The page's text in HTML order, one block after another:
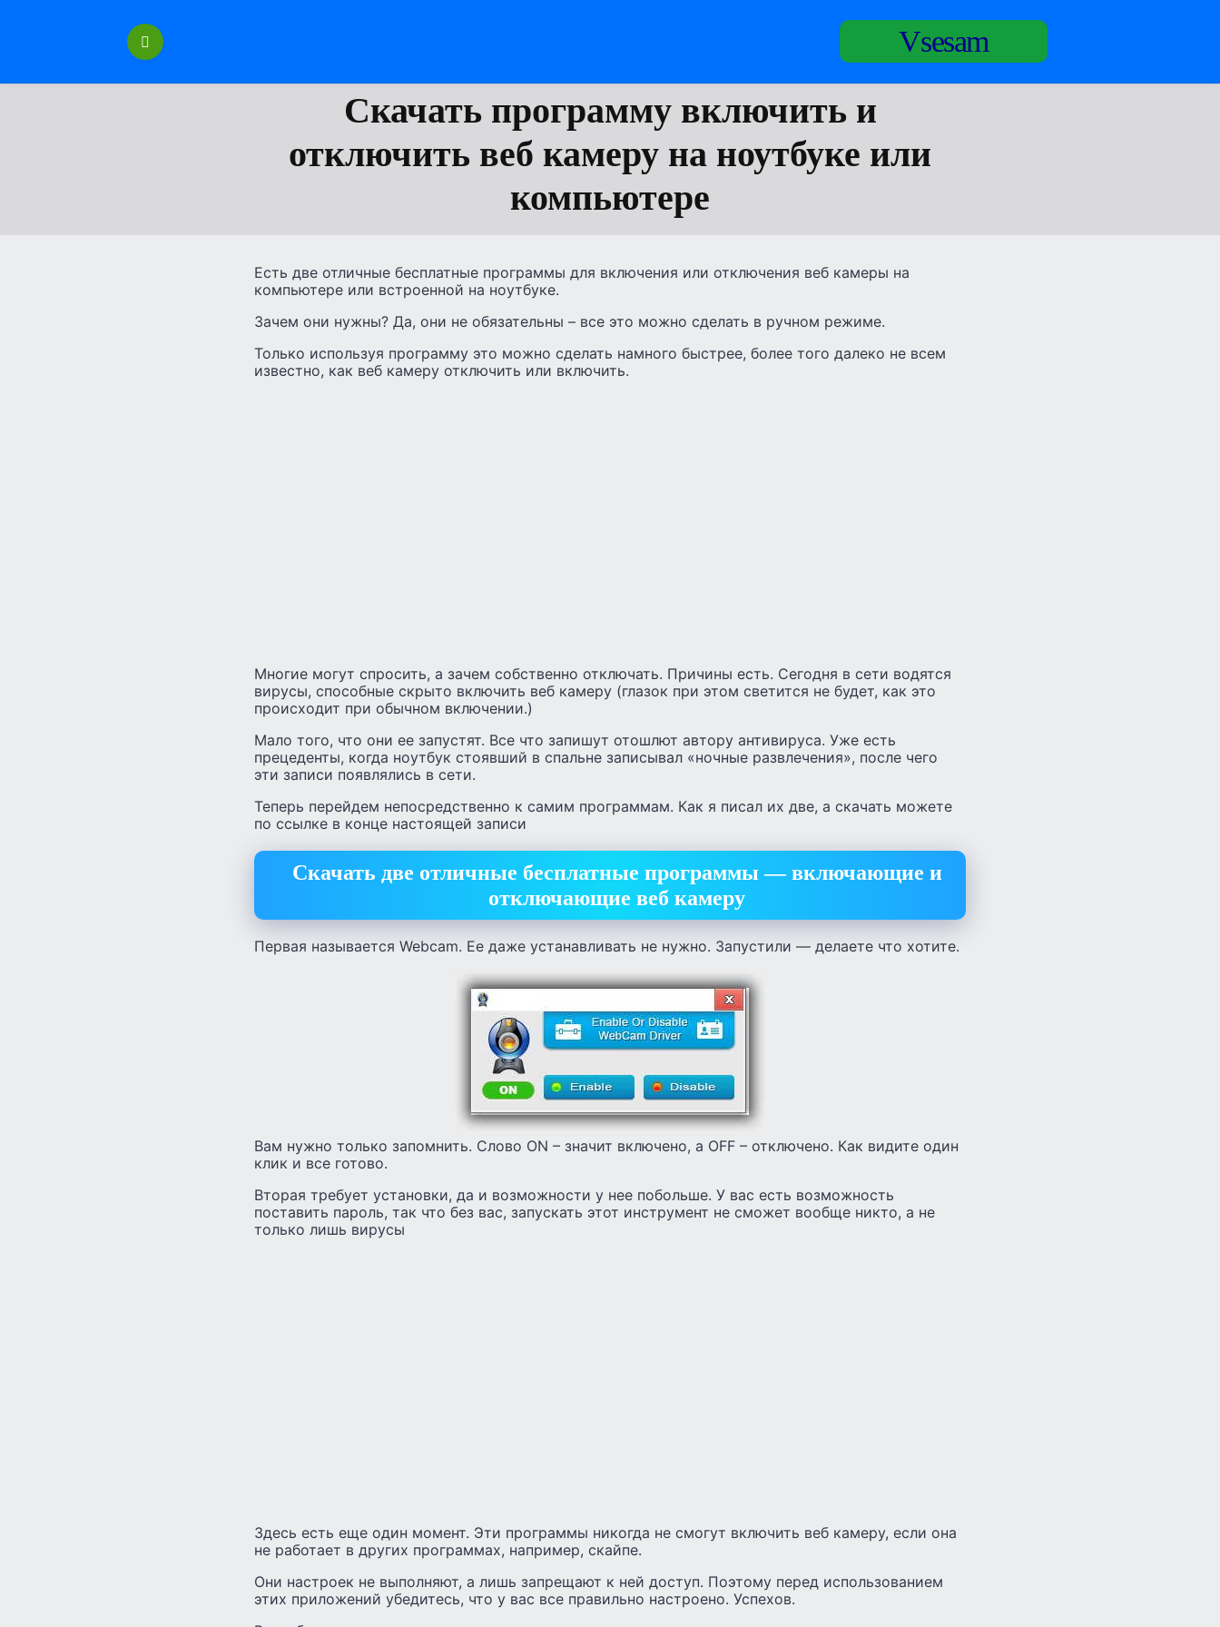
Vsesam
Скачать программу включить и
отключить веб камеру на ноутбуке или
компьютере
Есть две отличные бесплатные программы для включения или отключения веб камеры на
компьютере или встроенной на ноутбуке.
Зачем они нужны? Да, они не обязательны – все это можно сделать в ручном режиме.
Только используя программу это можно сделать намного быстрее, более того далеко не всем
известно, как веб камеру отключить или включить.
Многие могут спросить, а зачем собственно отключать. Причины есть. Сегодня в сети водятся
вирусы, способные скрыто включить веб камеру (глазок при этом светится не будет, как это
происходит при обычном включении.)
Мало того, что они ее запустят. Все что запишут отошлют автору антивируса. Уже есть
прецеденты, когда ноутбук стоявший в спальне записывал «ночные развлечения», после чего
эти записи появлялись в сети.
Теперь перейдем непосредственно к самим программам. Как я писал их две, а скачать можете
по ссылке в конце настоящей записи
Скачать две отличные бесплатные программы — включающие и
отключающие веб камеру
Первая называется Webcam. Ее даже устанавливать не нужно. Запустили — делаете что хотите.
Вам нужно только запомнить. Слово ON – значит включено, а OFF – отключено. Как видите один
клик и все готово.
Вторая требует установки, да и возможности у нее побольше. У вас есть возможность
поставить пароль, так что без вас, запускать этот инструмент не сможет вообще никто, а не
только лишь вирусы
Здесь есть еще один момент. Эти программы никогда не смогут включить веб камеру, если она
не работает в других программах, например, скайпе.
Они настроек не выполняют, а лишь запрещают к ней доступ. Поэтому перед использованием
этих приложений убедитесь, что у вас все правильно настроено. Успехов.